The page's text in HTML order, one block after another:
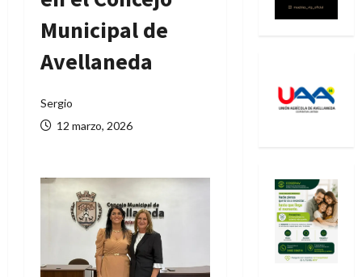
Municipal de
Avellaneda
Sergio
12 marzo, 2026